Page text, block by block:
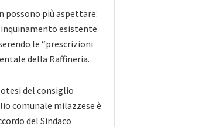
possono più aspettare:
esistente
le “prescrizioni
della Raffineria.
del consiglio
comunale milazzese è
del Sindaco